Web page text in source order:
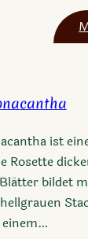
ist
Rosette
bildet
einem…